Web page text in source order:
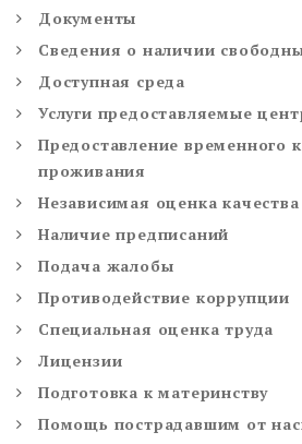
Документы
Сведения о наличии
Доступная среда
Услуги предоставляемые
Предоставление временного
проживания
Независимая оценка качества
Наличие предписаний
Подача жалобы
Противодействие коррупции
Специальная оценка труда
Лицензии
Подготовка к материнству
Помощь пострадавшим от